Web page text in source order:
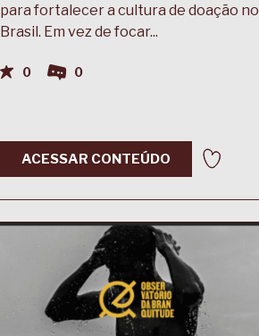
para fortalecer a cultura de doação no
Brasil. Em vez de focar...
0 0
ACESSAR CONTEÚDO